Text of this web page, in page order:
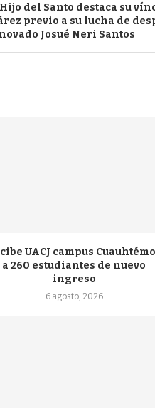
del Santo destaca su
previo a su lucha de
Josué Neri Santos
UACJ campus
a 260 estudiantes de nuevo
ingreso
6 agosto, 2026